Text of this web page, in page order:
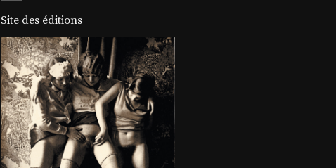
Site des éditions